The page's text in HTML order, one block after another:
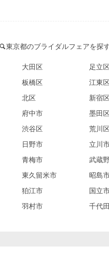
東京都のブライダルフェアを探
大田区
足立
板橋区
江東
北区
新宿
府中市
墨田
渋谷区
荒川
日野市
立川
青梅市
武蔵
東久留米市
昭島
狛江市
国立
羽村市 千代